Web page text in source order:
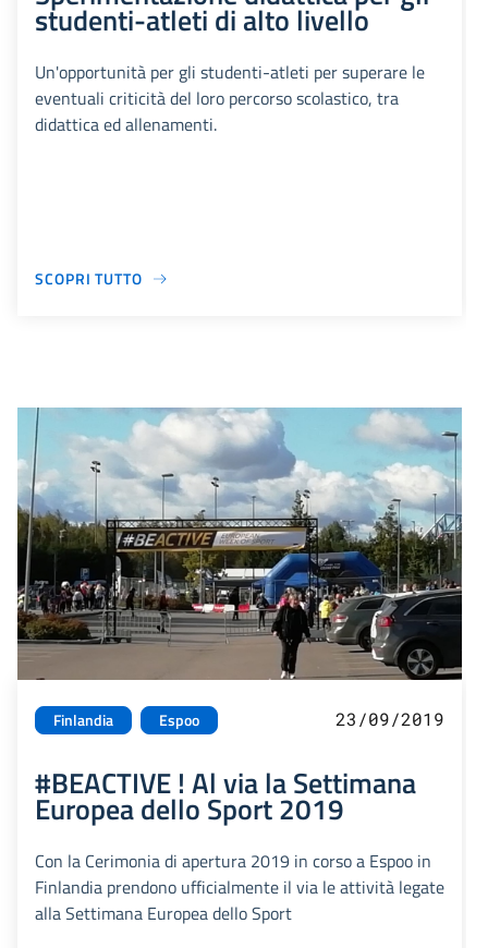
studenti-atleti di alto livello
Un'opportunità per gli studenti-atleti per superare le
eventuali criticità del loro percorso scolastico, tra
didattica ed allenamenti.
SCOPRI TUTTO
Finlandia Espoo 23/09/2019
#BEACTIVE ! Al via la Settimana
Europea dello Sport 2019
Con la Cerimonia di apertura 2019 in corso a Espoo in
Finlandia prendono ufficialmente il via le attività legate
alla Settimana Europea dello Sport